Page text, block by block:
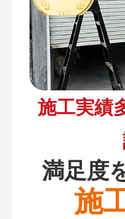
施工実績
満足度
施